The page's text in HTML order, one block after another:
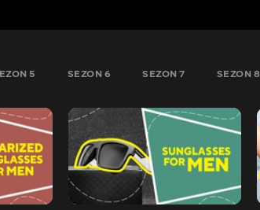
5 SEZON 6 SEZON 7 SEZON 8